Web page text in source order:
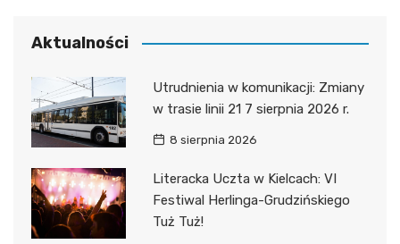
Aktualności
Utrudnienia w komunikacji: Zmiany
w trasie linii 21 7 sierpnia 2026 r.
8 sierpnia 2026
Literacka Uczta w Kielcach: VI
Festiwal Herlinga-Grudzińskiego
Tuż Tuż!